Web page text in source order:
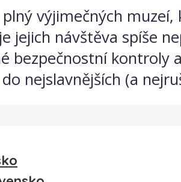
plný výjimečných
jejich návštěva spíše
bezpečnostní kontroly
nejslavnějších (a